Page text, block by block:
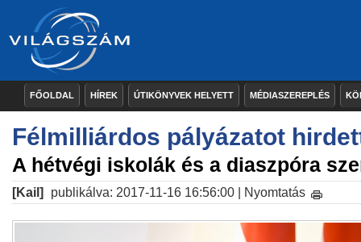
FŐOLDAL HÍREK ÚTIKÖNYVEK HELYETT MÉDIASZEREPLÉS
Félmilliárdos pályázatot
A hétvégi iskolák és a diaszpóra
[Kail] publikálva: 2017-11-16 16:56:00 | Nyomtatás